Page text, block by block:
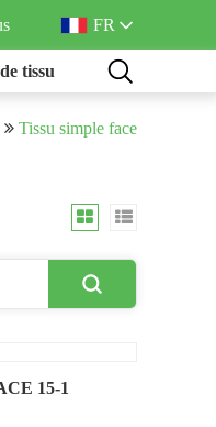
FR
tissu
Tissu simple face
15-1